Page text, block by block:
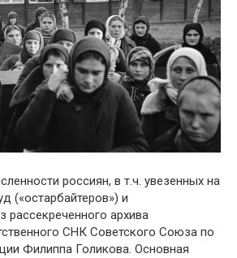
россиян, в т.ч. увезенных на
(«остарбайтеров») и
рассекреченного архива
СНК Советского Союза по
Филиппа Голикова. Основная